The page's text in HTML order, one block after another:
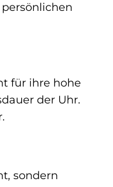
für ihre hohe
der Uhr.
sondern